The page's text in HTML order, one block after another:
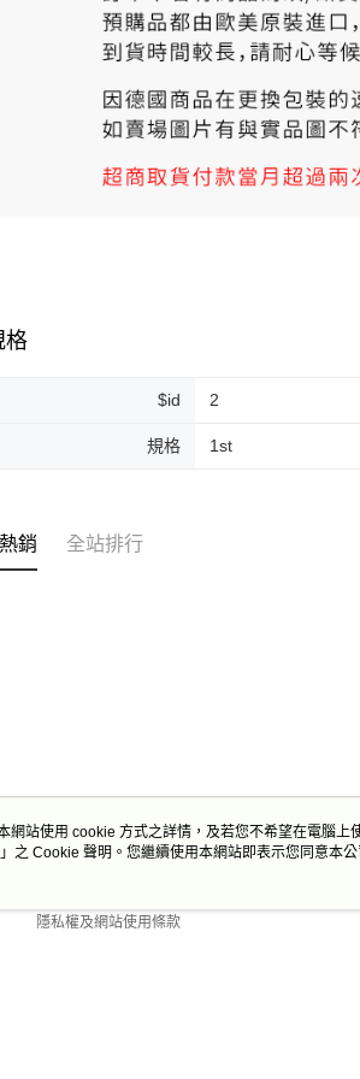
格
$id 2
規格 1st
銷 全站排行
關於我們
隱私權及網站使用條款
網站使用 cookie 方式之詳情，及若您不希望在電腦上
」之 Cookie 聲明。您繼續使用本網站即表示您同意本